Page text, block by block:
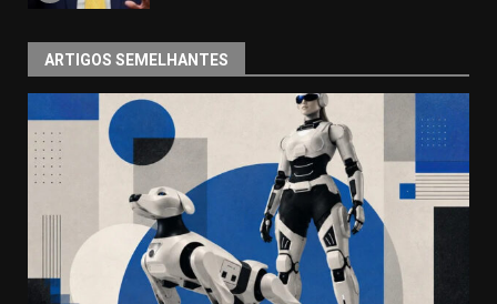
ARTIGOS SEMELHANTES